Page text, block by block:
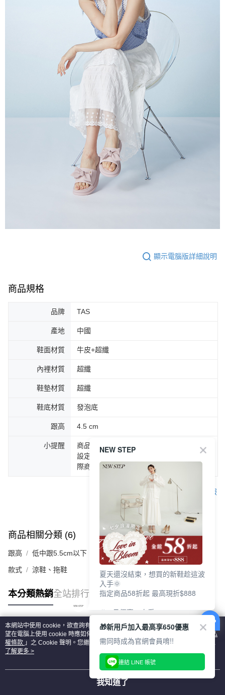
顯示電腦版詳細說明
商品規格
品牌 TAS
產地 中國
鞋面材質 牛皮+超纖
內裡材質 超纖
鞋墊材質 超纖
鞋底材質 發泡底
跟高 4.5 cm
小提醒
商品圖片顏色會因拍攝燈光環境或個人螢幕
設定不同，而造成部份色差現象，顏色以實
際商品為主。
客服
商品相關分類 (6) 查看全部
跟高 低中跟5.5cm以下
款式 涼鞋、拖鞋
本分類熱銷全站排行
熱門標籤
本網站中使用 cookie，欲查詢有關本網站使用 cookie 方式之詳情，及若您不希
望在電腦上使用 cookie 時應如何變更電腦的 cookie 設定，請參閱本網站「
隱私
權條款 」之 Cookie 聲明。您繼續使用本網站即表示您同意本公司得按本網站使
用條款之 Cookie 聲明使用 cookie。
了解更多 >
我知道了
NEW STEP
夏天還沒結束，想買的新鞋趁這波
入手🌞
指定商品58折起 最高現折$888
🎉 8月優惠一次看
①LINE購物最高10%回饋
②每周限定品現折200
③指定商品58折起 最高現折$888
上班鞋、休閒鞋、涼鞋一次逛齊
好搭、出遊好走、聚會也漂亮
🎁新用戶加入最高享650優惠
需同時成為官網會員唷!!
連結 LINE 帳號